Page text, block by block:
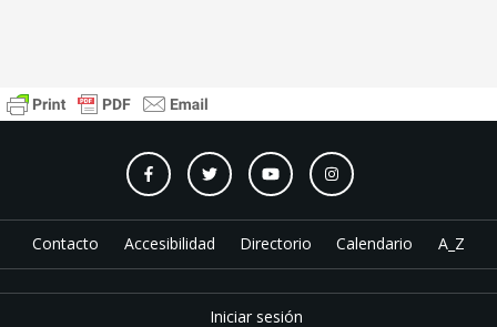
Contacto Accesibilidad Directorio Calendario A_Z
Iniciar sesión